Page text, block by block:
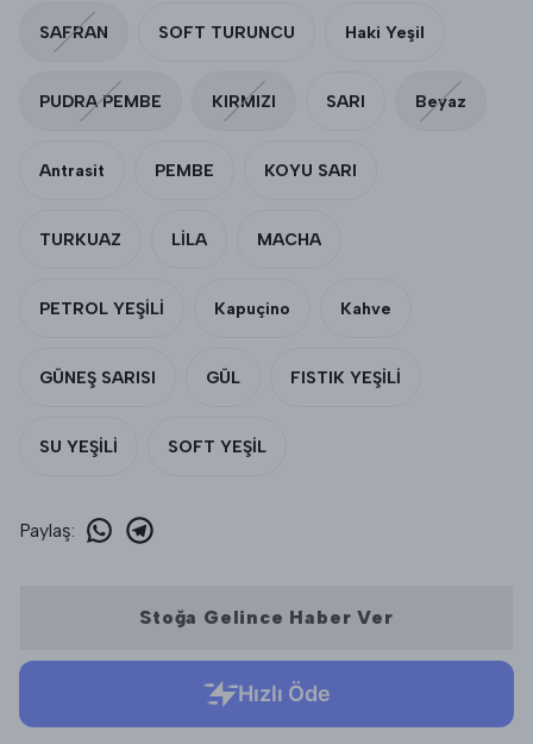
SAFRAN SOFT TURUNCU Haki Yeşil
PUDRA PEMBE KIRMIZI SARI Beyaz
Antrasit PEMBE KOYU SARI
TURKUAZ LİLA MACHA
PETROL YEŞİLİ Kapuçino Kahve
GÜNEŞ SARISI GÜL FISTIK YEŞİLİ
SU YEŞİLİ SOFT YEŞİL
Paylaş:
Stoğa Gelince Haber Ver